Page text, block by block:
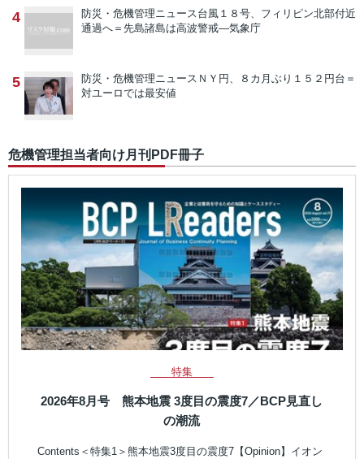
4 防災・危機管理ニュース 台風１８号、フィリピン北部付近
通過へ＝先島諸島は高波警戒―気象庁
5 防災・危機管理ニュース ＮＹ円、８カ月ぶり１５２円台＝
対ユーロでは最安値
危機管理担当者向け月刊PDF冊子
特集
2026年8月号 熊本地震 3度目の震度7／BCP見直し
の潮流
Contents＜特集1＞熊本地震3度目の震度7【Opinion】イオン